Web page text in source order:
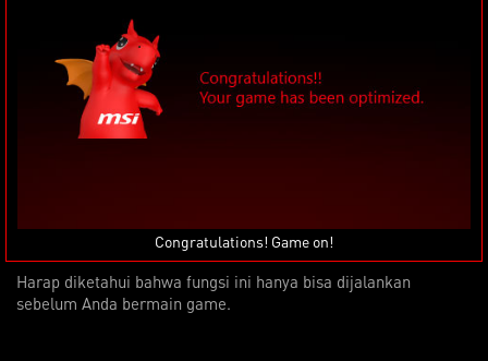
Congratulations! Game on!
Harap diketahui bahwa fungsi ini hanya bisa dijalankan
sebelum Anda bermain game.